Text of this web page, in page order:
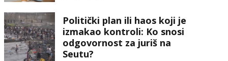
Politički plan ili haos koji je
izmakao kontroli: Ko snosi
odgovornost za juriš na
Seutu?